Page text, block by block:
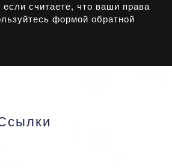
если считаете, что ваши права
формой обратной